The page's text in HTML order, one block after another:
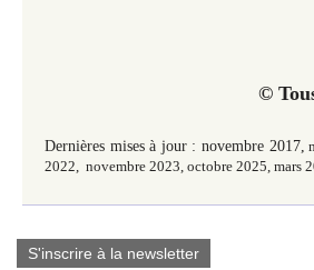
©
Dernières mises à jour : novembre 2017,
2022, novembre 2023, octobre 2025, mars
S'inscrire à la newsletter